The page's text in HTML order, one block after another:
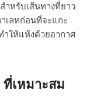
หรับเส้นทางที่ยาว
เลทก่อนที่จะแกะ
ให้แห้งด้วยอากาศ
ที่เหมาะสม